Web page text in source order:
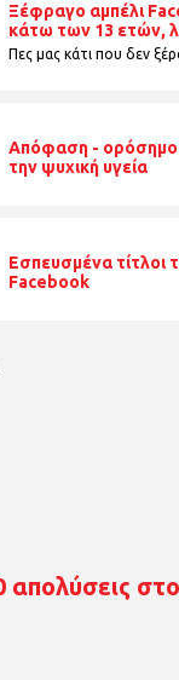
Ξέφραγο αμπέλι
κάτω των 13 ετών,
Πες μας κάτι που δεν
Απόφαση - ορόσημο:
την ψυχική υγεία
Εσπευσμένα τίτλοι
Facebook
απολύσεις